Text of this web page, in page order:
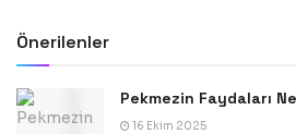
Önerilenler
Pekmezin Faydaları
16 Ekim 2025